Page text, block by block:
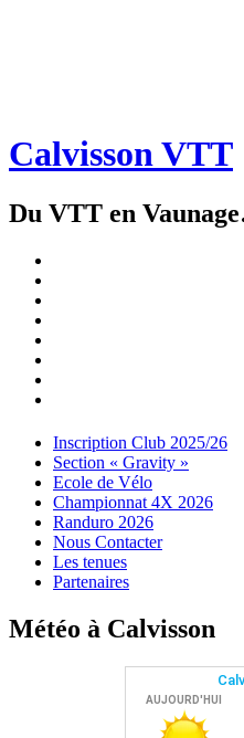
Calvisson VTT
Du VTT en
Menu
Widgets
Recherche
Aller
contenu
Inscription Club 2025/26
Section « Gravity »
Ecole de Vélo
Championnat 4X 2026
Randuro 2026
Nous Contacter
Les tenues
Partenaires
Météo à Calvisson